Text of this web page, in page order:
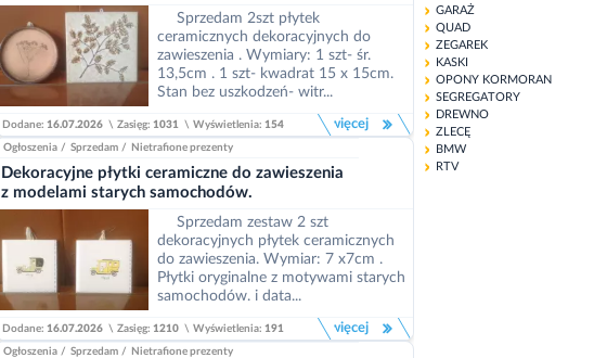
Sprzedam 2szt płytek
ceramicznych dekoracyjnych do
zawieszenia . Wymiary: 1 szt- śr.
13,5cm . 1 szt- kwadrat 15 x 15cm.
Stan bez uszkodzeń- witr...
Dodane: 16.07.2026 \ Zasięg: 1031 \ Wyświetlenia: 154 więcej
Ogłoszenia / Sprzedam / Nietrafione prezenty
Dekoracyjne płytki ceramiczne do zawieszenia
z modelami starych samochodów.
Sprzedam zestaw 2 szt
dekoracyjnych płytek ceramicznych
do zawieszenia. Wymiar: 7 x7cm .
Płytki oryginalne z motywami starych
samochodów. i data...
Dodane: 16.07.2026 \ Zasięg: 1210 \ Wyświetlenia: 191 więcej
Ogłoszenia / Sprzedam / Nietrafione prezenty
GARAŻ
QUAD
ZEGAREK
KASKI
OPONY KORMORAN
SEGREGATORY
DREWNO
ZLECĘ
BMW
RTV